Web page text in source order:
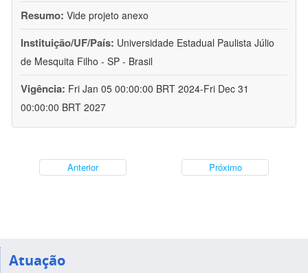
Resumo: Vide projeto anexo
Instituição/UF/País: Universidade Estadual Paulista Júlio
de Mesquita Filho - SP - Brasil
Vigência: Fri Jan 05 00:00:00 BRT 2024-Fri Dec 31
00:00:00 BRT 2027
Anterior Próximo
Atuação